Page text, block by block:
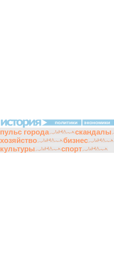
политики экономики
пульс города скандалы
хозяйство
бизнес
культуры
спорт